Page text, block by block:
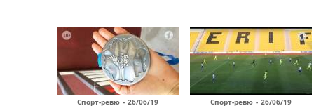
Спорт-ревю - 26/06/19 Спорт-ревю - 26/06/19